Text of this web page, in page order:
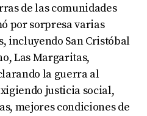
de las comunidades
por sorpresa varias
incluyendo San Cristóbal
Las Margaritas,
la guerra al
justicia social,
mejores condiciones de